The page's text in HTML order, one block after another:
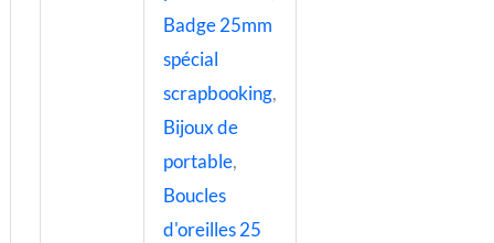
Badge 25mm
spécial
scrapbooking,
Bijoux de
portable,
Boucles
d'oreilles 25